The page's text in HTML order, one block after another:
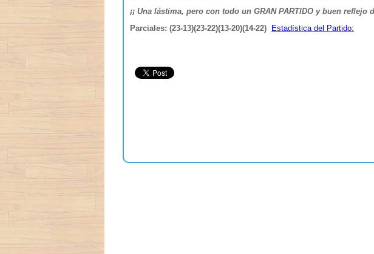
¡¡ Una lástima, pero con todo un GRAN PARTIDO y buen reflejo
Parciales: (23-13)(23-22)(13-20)(14-22)
Estadística del Partido: